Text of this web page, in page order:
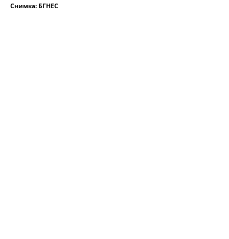
Снимка: БГНЕС